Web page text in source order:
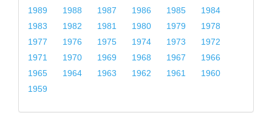
1989
1988 1987 1986 1985
1984
1983
1982 1981 1980 1979
1978
1977
1976 1975 1974 1973
1972
1971
1970 1969 1968 1967
1966
1965
1964 1963 1962 1961
1960
1959